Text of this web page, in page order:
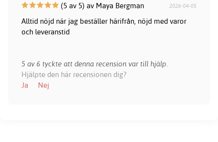
(5 av 5) av Maya Bergman 2026-04-05
Alltid nöjd när jag beställer härifrån, nöjd med varor
och leveranstid
5 av 6 tyckte att denna recension var till hjälp.
Hjälpte den här recensionen dig?
Ja
Nej